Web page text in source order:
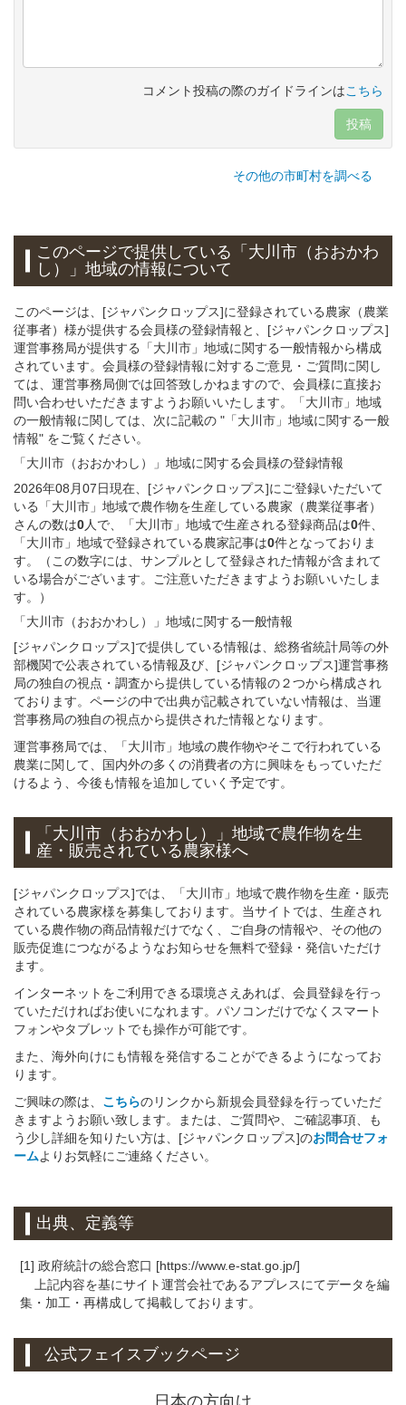
コメント投稿の際のガイドラインはこちら
投稿
その他の市町村を調べる
このページで提供している 「大川市（おおかわ
し）」地域の情報について
このページは、[ジャパンクロップス]に登録されている農家（農業
従事者）様が提供する会員様の登録情報と、[ジャパンクロップス]
運営事務局が提供する「大川市」地域に関する一般情報から構成
されています。会員様の登録情報に対するご意見・ご質問に関し
ては、運営事務局側では回答致しかねますので、会員様に直接お
問い合わせいただきますようお願いいたします。「大川市」地域
の一般情報に関しては、次に記載の "「大川市」地域に関する一般
情報" をご覧ください。
「大川市（おおかわし）」 地域に関する会員様の登録情報
2026年08月07日現在、[ジャパンクロップス]にご登録いただいて
いる「大川市」地域で農作物を生産している農家（農業従事者）
さんの数は0人で、「大川市」地域で生産される登録商品は0件、
「大川市」地域で登録されている農家記事は0件となっておりま
す。（この数字には、サンプルとして登録された情報が含まれて
いる場合がございます。ご注意いただきますようお願いいたしま
す。）
「大川市（おおかわし）」 地域に関する一般情報
[ジャパンクロップス]で提供している情報は、総務省統計局等の外
部機関で公表されている情報及び、[ジャパンクロップス]運営事務
局の独自の視点・調査から提供している情報の２つから構成され
ております。ページの中で出典が記載されていない情報は、当運
営事務局の独自の視点から提供された情報となります。
運営事務局では、「大川市」地域の農作物やそこで行われている
農業に関して、国内外の多くの消費者の方に興味をもっていただ
けるよう、今後も情報を追加していく予定です。
「大川市（おおかわし）」地域で農作物を生
産・販売されている農家様へ
[ジャパンクロップス]では、「大川市」地域で農作物を生産・販売
されている農家様を募集しております。当サイトでは、生産され
ている農作物の商品情報だけでなく、ご自身の情報や、その他の
販売促進につながるようなお知らせを無料で登録・発信いただけ
ます。
インターネットをご利用できる環境さえあれば、会員登録を行っ
ていただければお使いになれます。パソコンだけでなくスマート
フォンやタブレットでも操作が可能です。
また、海外向けにも情報を発信することができるようになってお
ります。
ご興味の際は、 こちらのリンクから新規会員登録を行っていただ
きますようお願い致します。または、ご質問や、ご確認事項、も
う少し詳細を知りたい方は、[ジャパンクロップス]のお問合せフォ
ームよりお気軽にご連絡ください。
出典、定義等
[1] 政府統計の総合窓口 [https://www.e-stat.go.jp/]
上記内容を基にサイト運営会社であるアプレスにてデータを編
集・加工・再構成して掲載しております。
公式フェイスブックページ
日本の方向け